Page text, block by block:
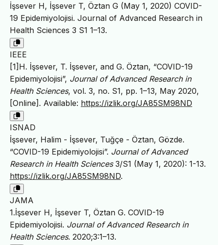
İşsever H, İşsever T, Öztan G (May 1, 2020) COVID-
19 Epidemiyolojisi. Journal of Advanced Research in
Health Sciences 3 S1 1–13.
IEEE
[1]H. İşsever, T. İşsever, and G. Öztan, “COVID-19
Epidemiyolojisi”, Journal of Advanced Research in
Health Sciences, vol. 3, no. S1, pp. 1–13, May 2020,
[Online]. Available: https://izlik.org/JA85SM98ND
ISNAD
İşsever, Halim - İşsever, Tuğçe - Öztan, Gözde.
“COVID-19 Epidemiyolojisi”. Journal of Advanced
Research in Health Sciences3/S1 (May 1, 2020): 1-13.
https://izlik.org/JA85SM98ND.
JAMA
1.İşsever H, İşsever T, Öztan G. COVID-19
Epidemiyolojisi. Journal of Advanced Research in
Health Sciences. 2020;3:1–13.